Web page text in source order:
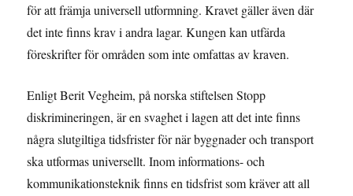
för att främja universell utformning. Kravet gäller även där
det inte finns krav i andra lagar. Kungen kan utfärda
föreskrifter för områden som inte omfattas av kraven.
Enligt Berit Vegheim, på norska stiftelsen Stopp
diskrimineringen, är en svaghet i lagen att det inte finns
några slutgiltiga tidsfrister för när byggnader och transport
ska utformas universellt. Inom informations- och
kommunikationsteknik finns en tidsfrist som kräver att all